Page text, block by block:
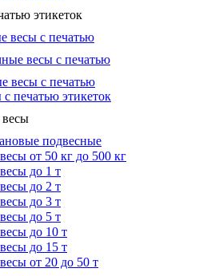
этикеток
весы с печатью
весы с печатью
весы с печатью
печатью этикеток
подвесные
от 50 кг до 500 кг
до 1 т
до 2 т
до 3 т
до 5 т
до 10 т
до 15 т
от 20 до 50 т